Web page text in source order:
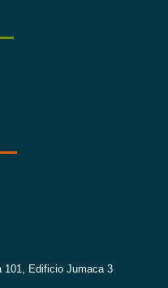
101, Edificio Jumaca 3